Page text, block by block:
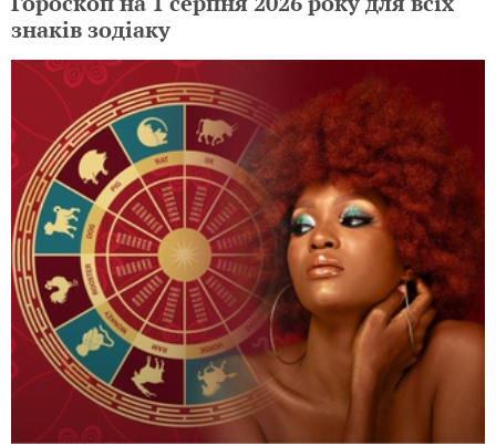
Гороскоп на 1 серпня 2026 року для всіх
знаків зодіаку